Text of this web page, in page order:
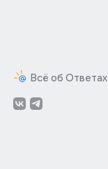
Всё об Ответах